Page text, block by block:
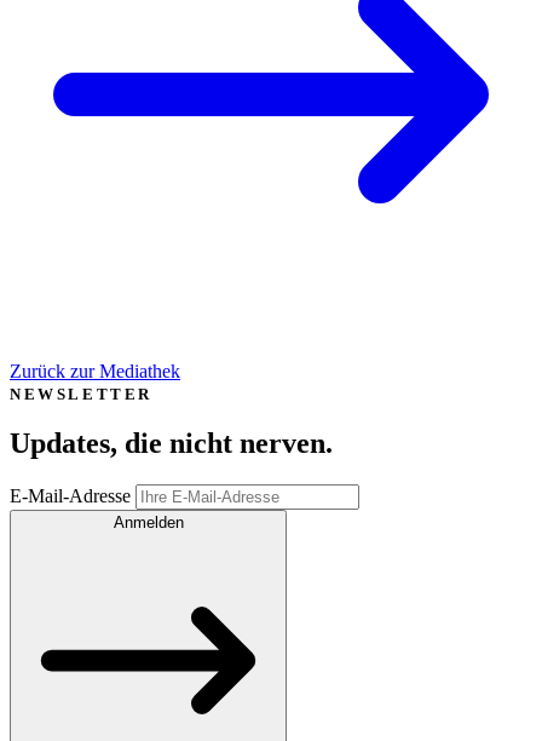
Zurück zur Mediathek
NEWSLETTER
Updates, die nicht nerven.
E-Mail-Adresse
Anmelden